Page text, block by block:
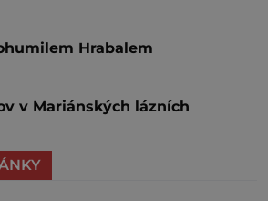
Hrabalem
v Mariánských lázních